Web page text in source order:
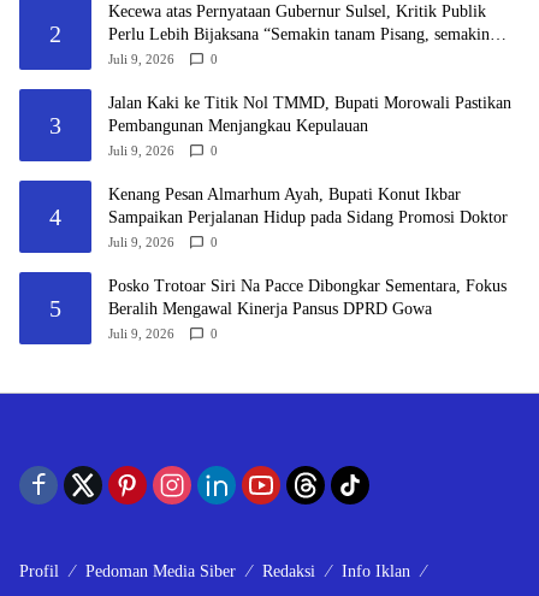
2
Kecewa atas Pernyataan Gubernur Sulsel, Kritik Publik
Perlu Lebih Bijaksana “Semakin tanam Pisang, semakin
saya tidak Kerjai”
Juli 9, 2026 0
3
Jalan Kaki ke Titik Nol TMMD, Bupati Morowali Pastikan
Pembangunan Menjangkau Kepulauan
Juli 9, 2026 0
4
Kenang Pesan Almarhum Ayah, Bupati Konut Ikbar
Sampaikan Perjalanan Hidup pada Sidang Promosi Doktor
Juli 9, 2026 0
5
Posko Trotoar Siri Na Pacce Dibongkar Sementara, Fokus
Beralih Mengawal Kinerja Pansus DPRD Gowa
Juli 9, 2026 0
Profil Pedoman Media Siber Redaksi
Info Iklan